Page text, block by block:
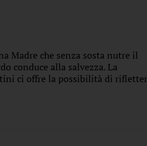
Madre che senza sosta nutre il
conduce alla salvezza. La
ci offre la possibilità di